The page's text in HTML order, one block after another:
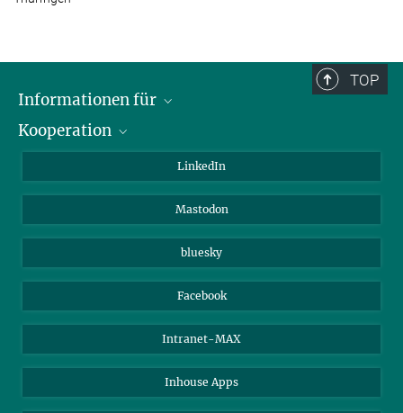
TOP
Informationen für
Journalisten
Kooperation
Beutenberg Campus e.V.
LinkedIn
Mastodon
bluesky
Facebook
Intranet-MAX
Inhouse Apps